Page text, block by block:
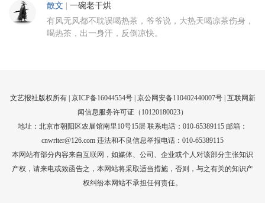
散文 一碗老干烘
有风无风都不耽误喝热茶，爷爷说，大热天喝凉茶伤身，
喝热茶，出一身汗，反倒凉快。
文艺报社版权所有 | 京ICP备16044554号| 京公网安备110402440007号 | 互联网新
闻信息服务许可证（10120180023）
地址：北京市朝阳区农展馆南里10号15层 联系电话：010-65389115 邮箱：
cnwriter@126.com 违法和不良信息举报电话：010-65389115
本网站有部分内容来自互联网，如媒体、公司、企业或个人对该部分主张知识
产权，请来电或致函告之，本网站将采取适当措施，否则，与之有关的知识产
权纠纷本网站不承担任何责任。